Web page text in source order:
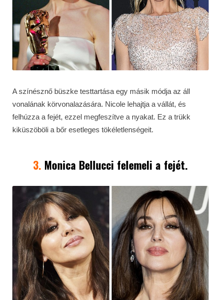
A színésznő büszke testtartása egy másik módja az áll
vonalának körvonalazására. Nicole lehajtja a vállát, és
felhúzza a fejét, ezzel megfeszítve a nyakat. Ez a trükk
kiküszöböli a bőr esetleges tökéletlenségeit.
3. Monica Bellucci felemeli a fejét.